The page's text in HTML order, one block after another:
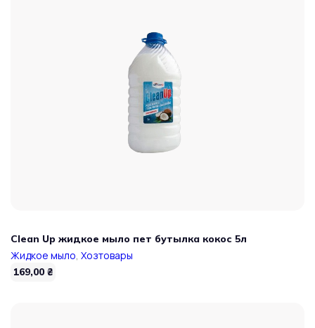
Clean Up жидкое мыло пет бутылка кокос 5л
Жидкое мыло, Хозтовары
169,00₴